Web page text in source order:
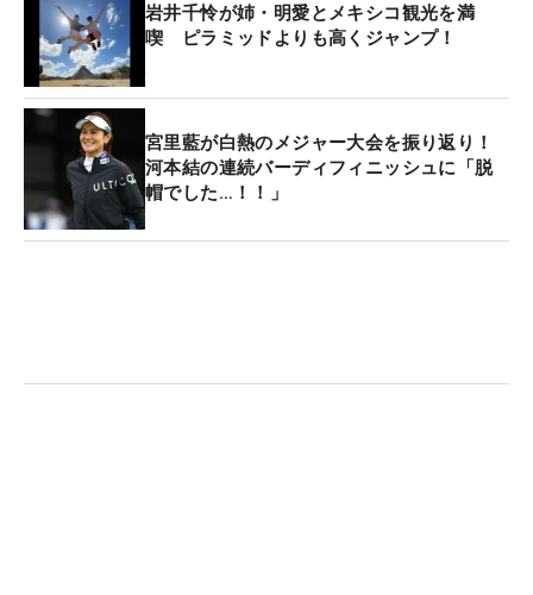
岩井千怜が姉・明愛とメキシコ観光を満
喫 ピラミッドよりも高くジャンプ！
宮里藍が白熱のメジャー大会を振り返り！
河本結の連続バーディフィニッシュに「脱
帽でした…！！」